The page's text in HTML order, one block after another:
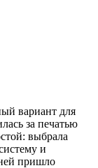
вариант для
за печатью
выбрала
и
пришло